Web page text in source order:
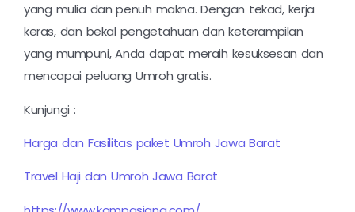
yang mulia dan penuh makna. Dengan tekad, kerja
keras, dan bekal pengetahuan dan keterampilan
yang mumpuni, Anda dapat meraih kesuksesan dan
mencapai peluang Umroh gratis.
Kunjungi :
Harga dan Fasilitas paket Umroh Jawa Barat
Travel Haji dan Umroh Jawa Barat